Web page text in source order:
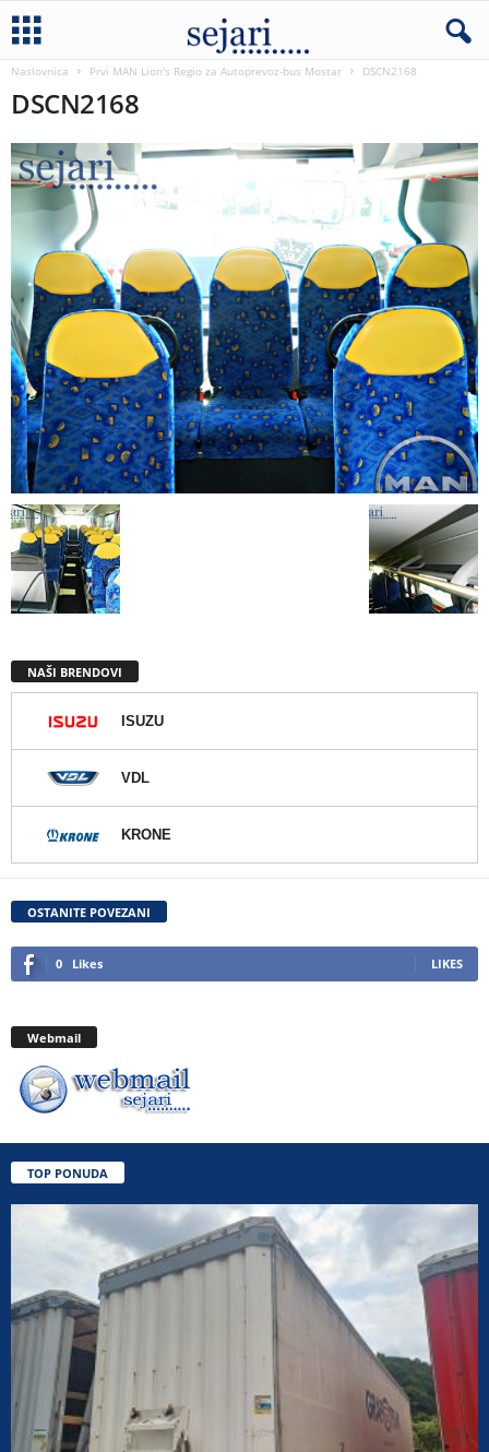
Naslovnica Prvi MAN Lion's Regio za Autoprevoz-bus Mostar DSCN2168
DSCN2168
NAŠI BRENDOVI
ISUZU
VDL
KRONE
OSTANITE POVEZANI
0 Likes LIKES
Webmail
TOP PONUDA